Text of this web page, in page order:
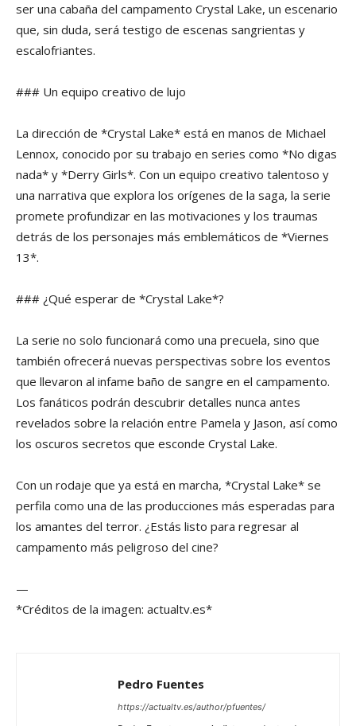
ser una cabaña del campamento Crystal Lake, un escenario
que, sin duda, será testigo de escenas sangrientas y
escalofriantes.
### Un equipo creativo de lujo
La dirección de *Crystal Lake* está en manos de Michael
Lennox, conocido por su trabajo en series como *No digas
nada* y *Derry Girls*. Con un equipo creativo talentoso y
una narrativa que explora los orígenes de la saga, la serie
promete profundizar en las motivaciones y los traumas
detrás de los personajes más emblemáticos de *Viernes
13*.
### ¿Qué esperar de *Crystal Lake*?
La serie no solo funcionará como una precuela, sino que
también ofrecerá nuevas perspectivas sobre los eventos
que llevaron al infame baño de sangre en el campamento.
Los fanáticos podrán descubrir detalles nunca antes
revelados sobre la relación entre Pamela y Jason, así como
los oscuros secretos que esconde Crystal Lake.
Con un rodaje que ya está en marcha, *Crystal Lake* se
perfila como una de las producciones más esperadas para
los amantes del terror. ¿Estás listo para regresar al
campamento más peligroso del cine?
—
*Créditos de la imagen: actualtv.es*
Pedro Fuentes
https://actualtv.es/author/pfuentes/